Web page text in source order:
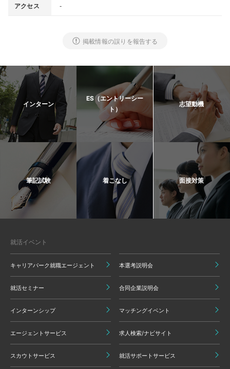
アクセス -
掲載情報の誤りを報告する
インターン
ES（エントリーシー
ト）
志望動機
筆記試験 着こなし 面接対策
就活イベント
キャリアパーク就職エージェント 本選考説明会
就活セミナー 合同企業説明会
インターンシップ マッチングイベント
エージェントサービス 求人検索/ナビサイト
スカウトサービス 就活サポートサービス